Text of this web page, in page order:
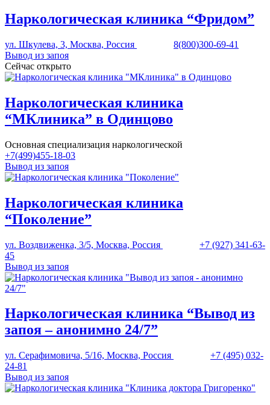
Наркологическая клиника “Фридом”
ул. Шкулева, 3, Москва, Россия
8(800)300-69-41
Вывод из запоя
Сейчас открыто
Наркологическая клиника
“МКлиника” в Одинцово
Основная специализация наркологической
+7(499)455-18-03
Вывод из запоя
Наркологическая клиника
“Поколение”
ул. Воздвиженка, 3/5, Москва, Россия
+7 (927) 341-63-
45
Вывод из запоя
Наркологическая клиника “Вывод из
запоя – анонимно 24/7”
ул. Серафимовича, 5/16, Москва, Россия
+7 (495) 032-
24-81
Вывод из запоя